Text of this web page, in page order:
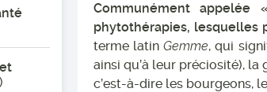
Communément
phytothérapies, lesquelles
terme latinGemme, qui
ainsi qu’à leur préciosité),
c’est-à-dire les bourgeons,